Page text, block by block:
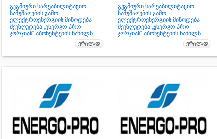
გეგმიური სარეაბილიტაციო
სამუშაოების გამო,
ელექტროენერგიის მიწოდება
შეეზღუდება „ენერგო-პრო
ჯორჯიას“ აბონენტების ნაწილს
გეგმიური სარეაბილიტაციო
სამუშაოების გამო,
ელექტროენერგიის მიწოდება
შეეზღუდება „ენერგო-პრო
ჯორჯიას“ აბონენტების ნაწილს